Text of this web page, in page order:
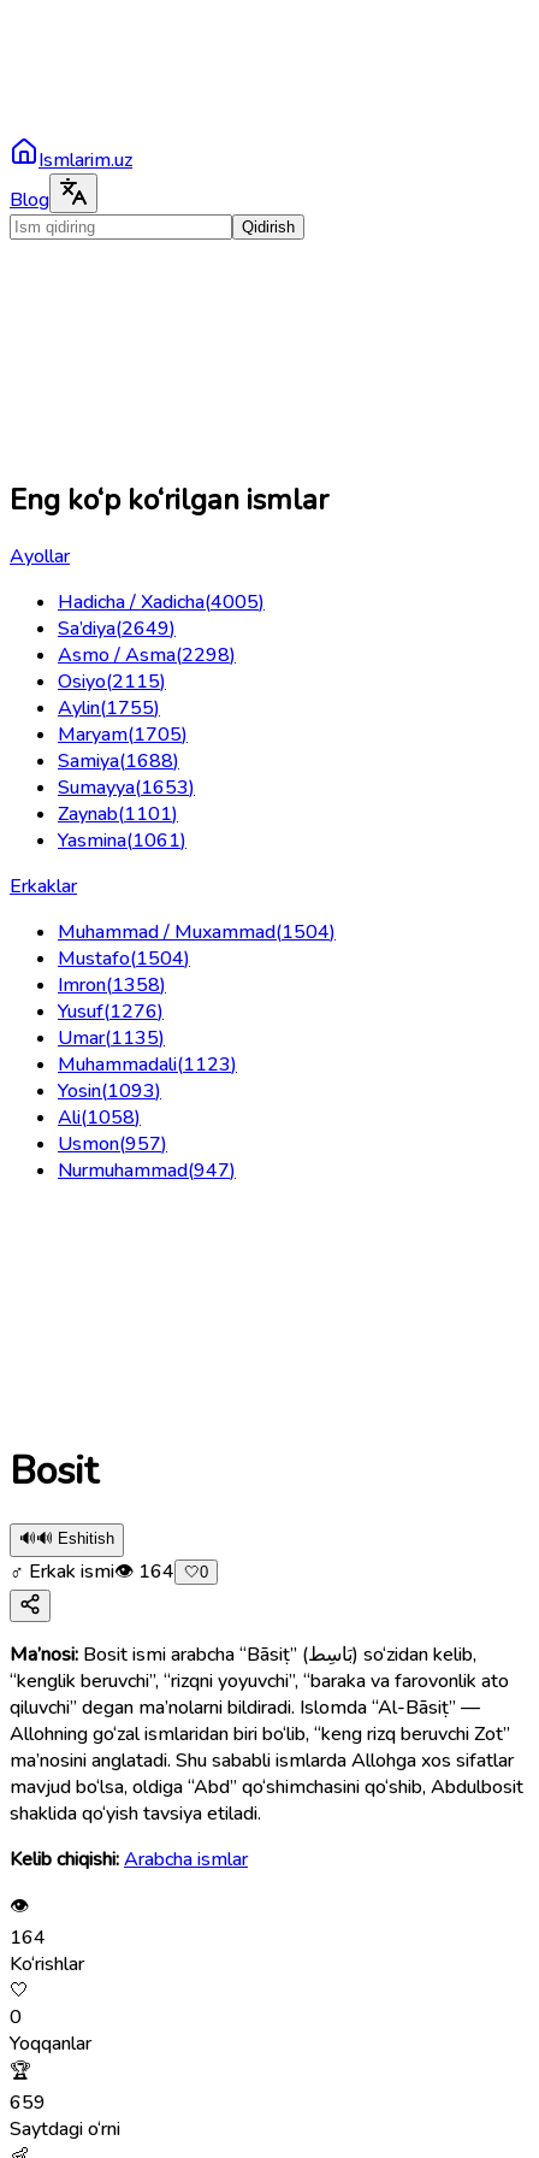
Ismlarim.uz
Blog
Qidirish
Eng ko‘p ko‘rilgan ismlar
Ayollar
Hadicha / Xadicha(4005)
Sa’diya(2649)
Asmo / Asma(2298)
Osiyo(2115)
Aylin(1755)
Maryam(1705)
Samiya(1688)
Sumayya(1653)
Zaynab(1101)
Yasmina(1061)
Erkaklar
Muhammad / Muxammad(1504)
Mustafo(1504)
Imron(1358)
Yusuf(1276)
Umar(1135)
Muhammadali(1123)
Yosin(1093)
Ali(1058)
Usmon(957)
Nurmuhammad(947)
Bosit
🔊🔊 Eshitish
♂ Erkak ismi👁 164 🤍0
Ma’nosi: Bosit ismi arabcha “Bāsiṭ” (بَاسِط) so‘zidan kelib,
“kenglik beruvchi”, “rizqni yoyuvchi”, “baraka va farovonlik ato
qiluvchi” degan ma’nolarni bildiradi. Islomda “Al-Bāsiṭ” —
Allohning go‘zal ismlaridan biri bo‘lib, “keng rizq beruvchi Zot”
ma’nosini anglatadi. Shu sababli ismlarda Allohga xos sifatlar
mavjud bo‘lsa, oldiga “Abd” qo‘shimchasini qo‘shib, Abdulbosit
shaklida qo‘yish tavsiya etiladi.
Kelib chiqishi:Arabcha ismlar
👁
164
Ko‘rishlar
🤍
0
Yoqqanlar
🏆
659
Saytdagi o‘rni